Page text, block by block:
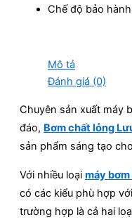
Chế độ bảo
Mô tả
Đánh giá (0)
Chuyên sản xuất máy
đáo, Bơm chất lỏng
sản phẩm sáng tạo
Với nhiều loại máy
có các kiểu phù hợp
trường hợp là cả hai